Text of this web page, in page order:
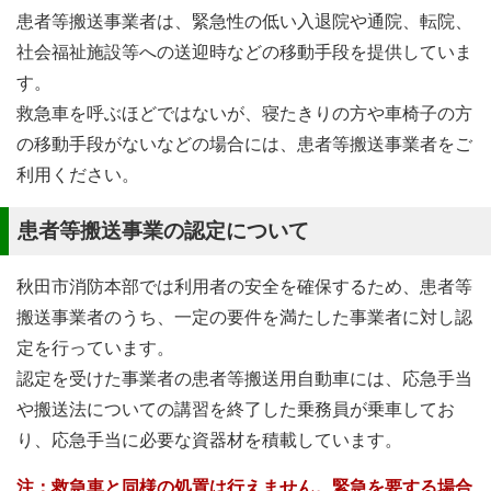
患者等搬送事業者は、緊急性の低い入退院や通院、転院、
社会福祉施設等への送迎時などの移動手段を提供していま
す。
救急車を呼ぶほどではないが、寝たきりの方や車椅子の方
の移動手段がないなどの場合には、患者等搬送事業者をご
利用ください。
患者等搬送事業の認定について
秋田市消防本部では利用者の安全を確保するため、患者等
搬送事業者のうち、一定の要件を満たした事業者に対し認
定を行っています。
認定を受けた事業者の患者等搬送用自動車には、応急手当
や搬送法についての講習を終了した乗務員が乗車してお
り、応急手当に必要な資器材を積載しています。
注：救急車と同様の処置は行えません。緊急を要する場合